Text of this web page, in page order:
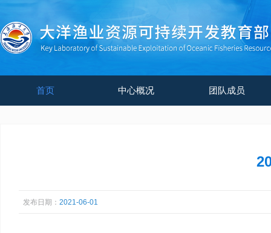
首页 中心概况 团队成员
发布日期： 2021-06-01